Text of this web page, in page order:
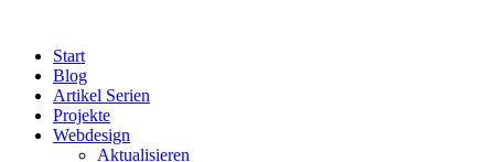
Start
Blog
Artikel Serien
Projekte
Webdesign
Aktualisieren